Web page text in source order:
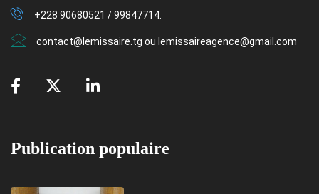
+228 90680521 / 99847714.
contact@lemissaire.tg ou lemissaireagence@gmail.com
Publication populaire